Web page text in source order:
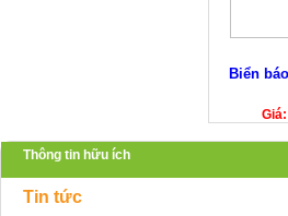
Biển
Thông tin hữu ích
Tin tức